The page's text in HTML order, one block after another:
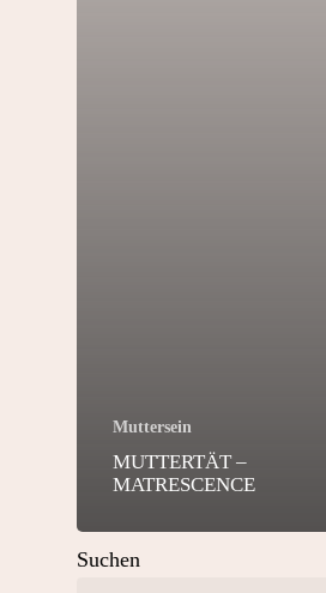
Muttersein
MUTTERTÄT –
MATRESCENCE
Suchen